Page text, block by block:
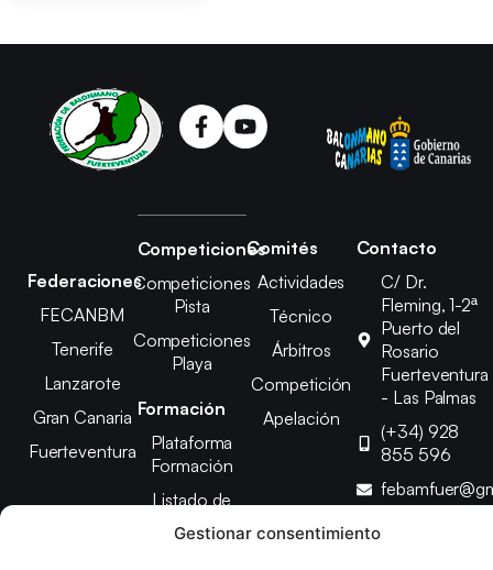
Gestionar consentimiento
Federaciones
FECANBM
Tenerife
Lanzarote
Gran Canaria
Fuerteventura
Competiciones
Competiciones
Pista
Competiciones
Playa
Formación
Plataforma
Formación
Listado de
Cursos
Comités
Actividades
Técnico
Árbitros
Competición
Apelación
Contacto
C/ Dr.
Fleming, 1-2ª
Puerto del
Rosario
Fuerteventura
- Las Palmas
(+34) 928
855 596